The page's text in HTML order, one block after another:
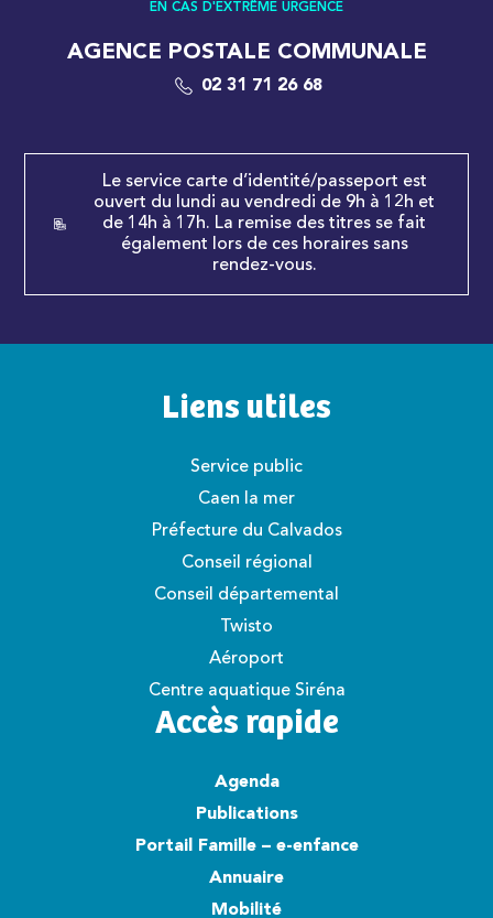
EN CAS D'EXTRÊME URGENCE
AGENCE POSTALE COMMUNALE
02 31 71 26 68
Le service carte d’identité/passeport est
ouvert du lundi au vendredi de 9h à 12h et
de 14h à 17h. La remise des titres se fait
également lors de ces horaires sans
rendez-vous.
Liens utiles
Service public
Caen la mer
Préfecture du Calvados
Conseil régional
Conseil départemental
Twisto
Aéroport
Centre aquatique Siréna
Accès rapide
Agenda
Publications
Portail Famille – e-enfance
Annuaire
Mobilité